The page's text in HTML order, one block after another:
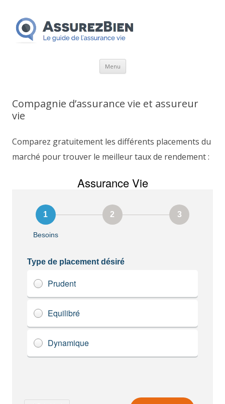
Menu Aller
Compagnie d’assurance vie et assureur
vie
Comparez gratuitement les différents placements du
marché pour trouver le meilleur taux de rendement :